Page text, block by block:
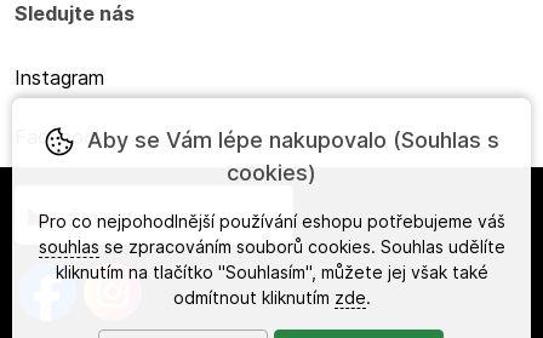
Sledujte nás
Instagram
Facebook
Česky
Aby se Vám lépe nakupovalo (Souhlas s
cookies)
Pro co nejpohodlnější používání eshopu potřebujeme váš
souhlas se zpracováním souborů cookies. Souhlas udělíte
kliknutím na tlačítko "Souhlasím", můžete jej však také
odmítnout kliknutím zde.